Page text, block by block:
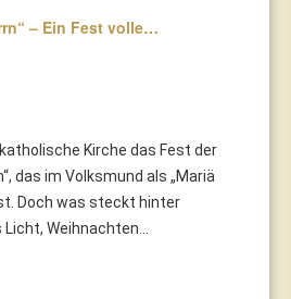
– Ein Fest volle…
Kirche das Fest der
das im Volksmund als „Mariä
Doch was steckt hinter
Weihnachten...